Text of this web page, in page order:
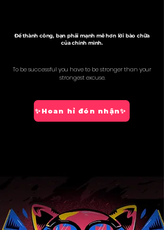
Để thành công, bạn phải mạnh mẽ hơn lời bào chữa
của chính mình.
To be successful you have to be stronger than your
strongest excuse.
✨Hoan hỉ đón nhận✨